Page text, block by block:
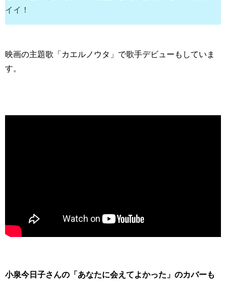
イイ！
映画の主題歌「カエルノウタ」で歌手デビューもしていま
す。
小泉今日子さんの「あなたに会えてよかった」のカバーも